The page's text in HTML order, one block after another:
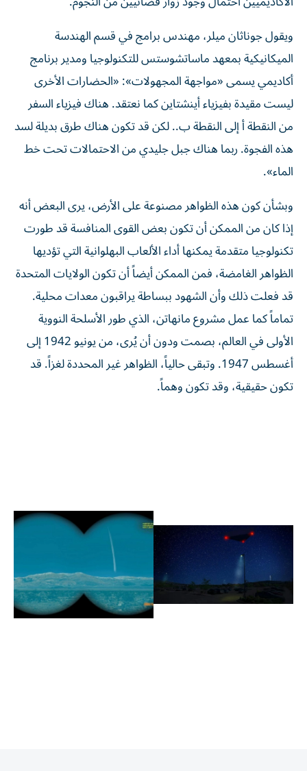
ويقول جوناثان ميلر، مهندس برامج في قسم الهندسة
الميكانيكية بمعهد ماساتشوستس للتكنولوجيا ومدير برنامج
أكاديمي يسمى «مواجهة المجهولات»: «الحضارات الأخرى
ليست مقيدة بفيزياء أينشتاين كما نعتقد. هناك فيزياء السفر
من النقطة أ إلى النقطة ب.. لكن قد تكون هناك طرق بديلة لسد
هذه الفجوة. ربما هناك جبل جليدي من الاحتمالات تحت خط
الماء».
وبشأن كون هذه الظواهر مصنوعة على الأرض، يرى البعض أنه
إذا كان من الممكن أن تكون بعض القوى المنافسة قد طورت
تكنولوجيا متقدمة يمكنها أداء الألعاب البهلوانية التي تؤديها
الظواهر الغامضة، فمن الممكن أيضاً أن تكون الولايات المتحدة
قد فعلت ذلك وأن الشهود ببساطة يراقبون معدات محلية.
تماماً كما عمل مشروع مانهاتن، الذي طور الأسلحة النووية
الأولى في العالم، بصمت ودون أن يُرى، من يونيو 1942 إلى
أغسطس 1947. وتبقى حالياً، الظواهر غير المحددة لغزاً. قد
تكون حقيقية، وقد تكون وهماً.